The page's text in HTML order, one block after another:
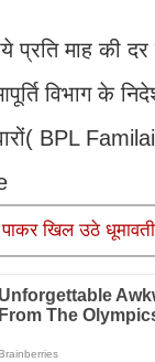
प्रति माह की
विभाग के
BPL
पाकर खिल उठे